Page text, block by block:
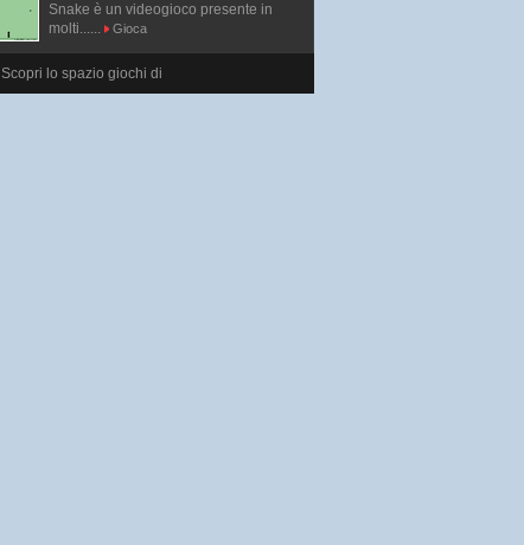
Snake è un videogioco presente in
molti......
Gioca
Scopri lo spazio giochi di